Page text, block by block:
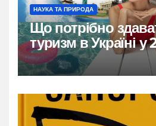
НАУКА ТА ПРИРОДА
Що потрібно
туризм в Україні у